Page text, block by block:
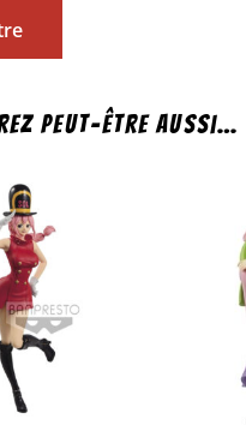
peut-être aussi…